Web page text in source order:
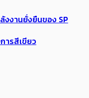
งานยั่งยืนของ SP
ารสีเขียว